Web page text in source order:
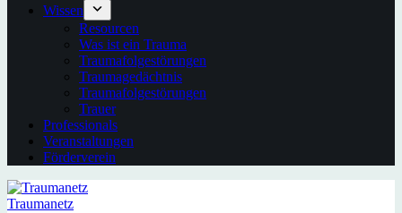
Wissen
Resourcen
Was ist ein Trauma
Traumafolgestörungen
Traumagedächtnis
Traumafolgestörungen
Trauer
Professionals
Veranstaltungen
Förderverein
Traumanetz